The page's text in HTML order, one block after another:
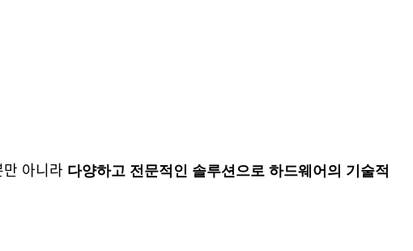
만 아니라 다양하고 전문적인 솔루션으로 하드웨어의 기술적